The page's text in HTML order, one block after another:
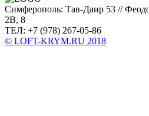
Симферополь: Тав-Даир 53 //
2В, 8
ТЕЛ: +7 (978) 267-05-86
© LOFT-KRYM.RU 2018